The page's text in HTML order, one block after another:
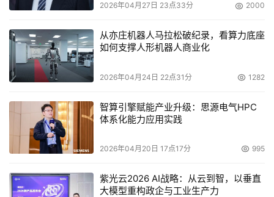
2026年04月27日 23点33分 2000
从亦庄机器人马拉松破纪录，看算力底座
如何支撑人形机器人商业化
2026年04月24日 22点31分 1282
智算引擎赋能产业升级：思源电气HPC
体系化能力应用实践
2026年04月20日 17点17分 995
紫光云2026 AI战略：从云到智，以垂直
大模型重构政企与工业生产力